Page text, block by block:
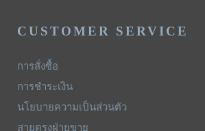
CUSTOMER SERVICE
การสั่งซื้อ
การชำระเงิน
นโยบายความเป็นส่วนตัว
สายตรงฝ่ายขาย